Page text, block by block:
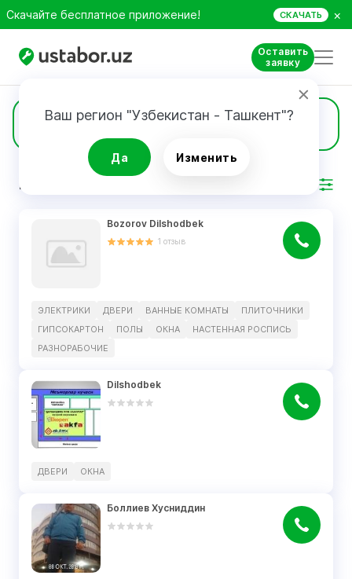
Скачайте бесплатное приложение! СКАЧАТЬ ×
Оставить
заявку
Ваш регион "Узбекистан - Ташкент"?
Да Изменить
Двери
РЕЗУЛЬТАТ
Bozorov Dilshodbek
1 отзыв
ЭЛЕКТРИКИ ДВЕРИ ВАННЫЕ КОМНАТЫ
ПЛИТОЧНИКИ
ГИПСОКАРТОН
ПОЛЫ ОКНА
НАСТЕННАЯ РОСПИСЬ
РАЗНОРАБОЧИЕ
Dilshodbek
ДВЕРИ ОКНА
Боллиев Хусниддин